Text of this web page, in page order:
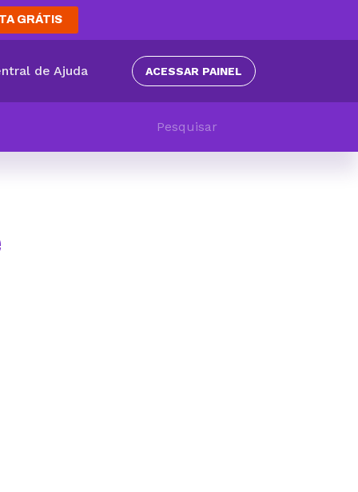
GRÁTIS
de Ajuda ACESSAR PAINEL